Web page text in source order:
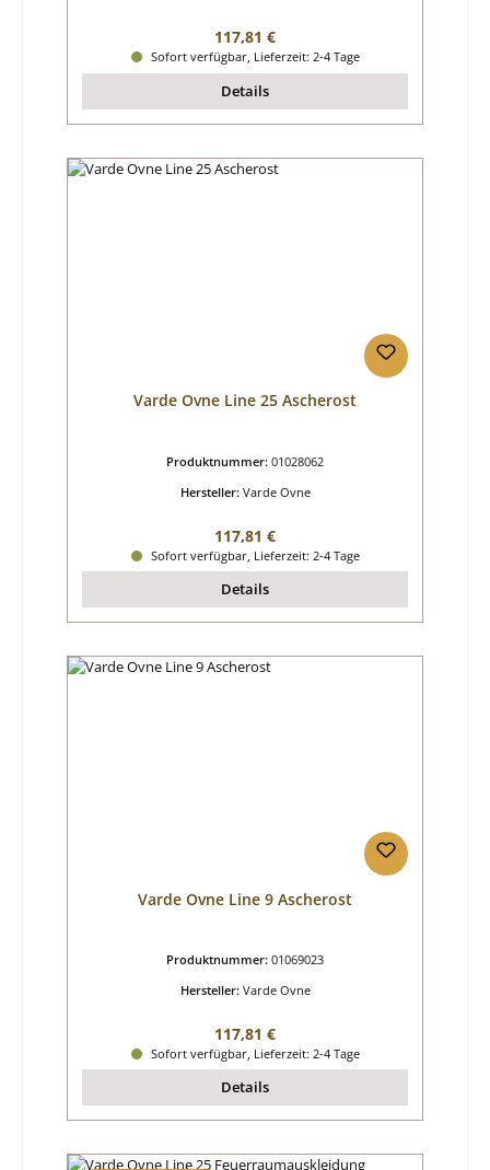
Regulärer Preis:
117,81 €
Sofort verfügbar, Lieferzeit: 2-4 Tage
Details
Varde Ovne Line 25 Ascherost
Produktnummer: 01028062
Hersteller: Varde Ovne
Regulärer Preis:
117,81 €
Sofort verfügbar, Lieferzeit: 2-4 Tage
Details
Varde Ovne Line 9 Ascherost
Produktnummer: 01069023
Hersteller: Varde Ovne
Regulärer Preis:
117,81 €
Sofort verfügbar, Lieferzeit: 2-4 Tage
Details